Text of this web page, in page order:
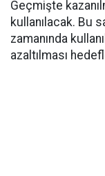
Geçmişte
kullanılacak. Bu
zamanında
azaltılması